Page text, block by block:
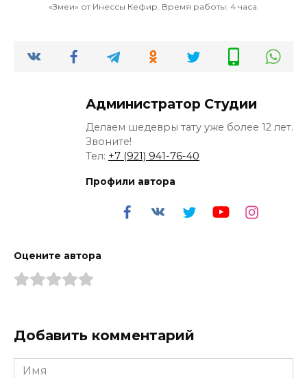
«Змеи» от Инессы Кефир. Время работы: 4 часа.
Администратор Студии
Делаем шедевры тату уже более 12 лет.
Звоните!
Тел: +7 (921) 941-76-40
Профили автора
Оцените автора
Добавить комментарий
Имя